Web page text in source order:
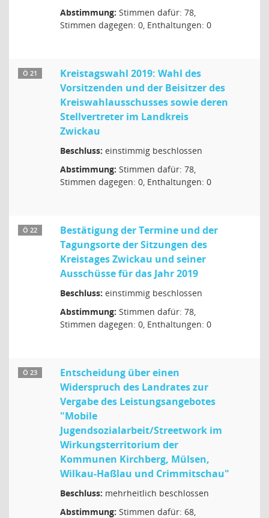
Abstimmung: Stimmen dafür: 78,
Stimmen dagegen: 0, Enthaltungen: 0
Ö 21
Kreistagswahl 2019: Wahl des
Vorsitzenden und der Beisitzer des
Kreiswahlausschusses sowie deren
Stellvertreter im Landkreis
Zwickau
Beschluss: einstimmig beschlossen
Abstimmung: Stimmen dafür: 78,
Stimmen dagegen: 0, Enthaltungen: 0
Ö 22
Bestätigung der Termine und der
Tagungsorte der Sitzungen des
Kreistages Zwickau und seiner
Ausschüsse für das Jahr 2019
Beschluss: einstimmig beschlossen
Abstimmung: Stimmen dafür: 78,
Stimmen dagegen: 0, Enthaltungen: 0
Ö 23
Entscheidung über einen
Widerspruch des Landrates zur
Vergabe des Leistungsangebotes
"Mobile
Jugendsozialarbeit/Streetwork im
Wirkungsterritorium der
Kommunen Kirchberg, Mülsen,
Wilkau-Haßlau und Crimmitschau"
Beschluss: mehrheitlich beschlossen
Abstimmung: Stimmen dafür: 68,